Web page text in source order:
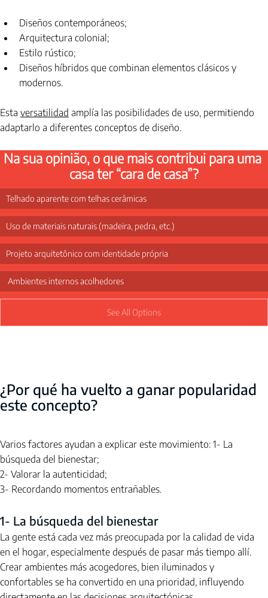
Diseños contemporáneos;
Arquitectura colonial;
Estilo rústico;
Diseños híbridos que combinan elementos clásicos y
modernos.
Esta versatilidad amplía las posibilidades de uso, permitiendo
adaptarlo a diferentes conceptos de diseño.
Na sua opinião, o que mais contribui para uma
casa ter “cara de casa”?
Telhado aparente com telhas cerâmicas
Uso de materiais naturais (madeira, pedra, etc.)
Projeto arquitetônico com identidade própria
Ambientes internos acolhedores
See All Options
¿Por qué ha vuelto a ganar popularidad
este concepto?
Varios factores ayudan a explicar este movimiento: 1- La
búsqueda del bienestar;
2- Valorar la autenticidad;
3- Recordando momentos entrañables.
1- La búsqueda del bienestar
La gente está cada vez más preocupada por la calidad de vida
en el hogar, especialmente después de pasar más tiempo allí.
Crear ambientes más acogedores, bien iluminados y
confortables se ha convertido en una prioridad, influyendo